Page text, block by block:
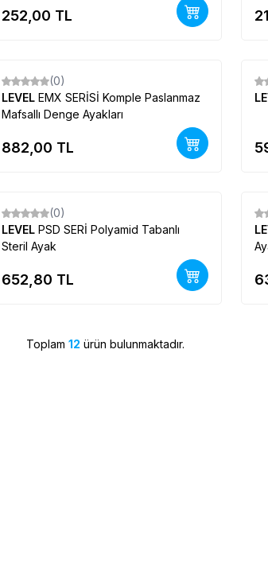
252,00 TL
Yeni
(0)
LEVEL EMX SERİSİ Komple Paslanmaz
Mafsallı Denge Ayakları
882,00 TL
Yeni
Yeni
(0)
LEVEL PSD SERİ Polyamid Tabanlı
Steril Ayak
652,80 TL
Yeni
Toplam 12 ürün bulunmaktadır.